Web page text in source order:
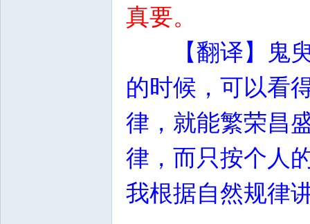
真要。
【翻译】鬼
的时候，可以看
律，就能繁荣昌
律，而只按个人
我根据自然规律